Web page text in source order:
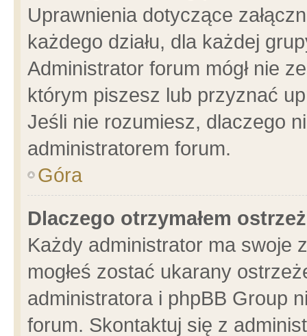
Uprawnienia dotyczące
każdego działu, dla każdej
Administrator forum mógł nie
którym piszesz lub przyznać
Jeśli nie rozumiesz, dlaczego
administratorem forum.
Góra
Dlaczego otrzymałem
Każdy administrator ma swoje
mogłeś zostać ukarany
administratora i phpBB Group
forum. Skontaktuj się z